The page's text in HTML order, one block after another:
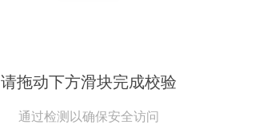
请拖动下方滑块完成校验
通过检测以确保安全访问